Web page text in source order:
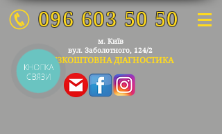
096 603 50 50
м. Київ
вул. Заболотного, 124/2
БЕЗКОШТОВНА ДІАГНОСТИКА
КНОПКА
СВЯЗИ